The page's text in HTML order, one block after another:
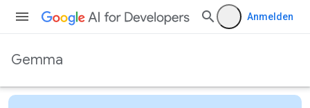
Anmelden
Gemma